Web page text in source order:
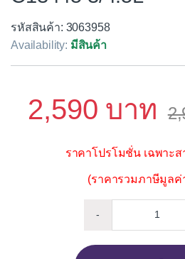
รหัสสินค้า: 3063958
Availability: มีสินค้า
2,590
ราคาโปรโมชั่น เฉพาะ
(ราคารวมภาษีมูลค่
-